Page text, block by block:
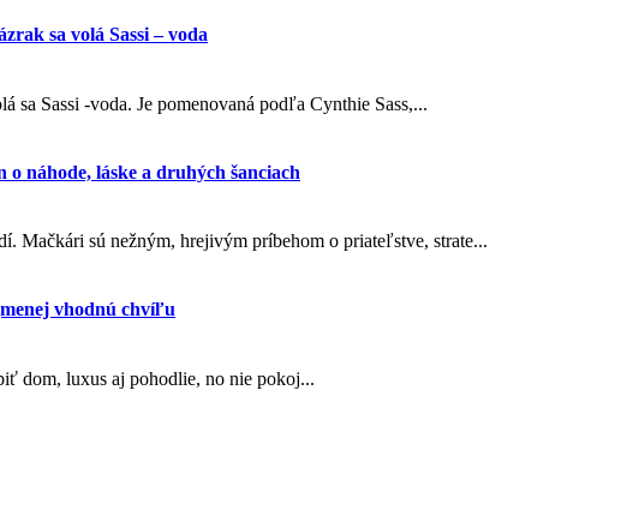
sa volá Sassi – voda
sa Sassi -voda. Je pomenovaná podľa Cynthie Sass,...
náhode, láske a druhých šanciach
Mačkári sú nežným, hrejivým príbehom o priateľstve, strate...
vhodnú chvíľu
dom, luxus aj pohodlie, no nie pokoj...